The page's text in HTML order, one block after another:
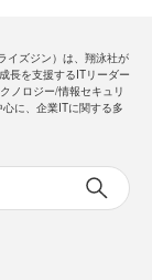
イズジン）は、翔泳社が
長を支援するITリーダー
ノロジー/情報セキュリ
に、企業ITに関する多